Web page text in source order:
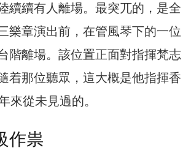
續續有人離場。最突兀的，是全
樂章演出前，在管風琴下的一位
階離場。該位置正面對指揮梵志
着那位聽眾，這大概是他指揮香
來從未見過的。
作祟